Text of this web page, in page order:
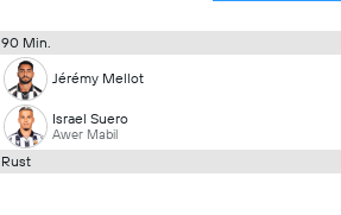
90 Min.
Jérémy Mellot
Israel Suero
Awer Mabil
Rust